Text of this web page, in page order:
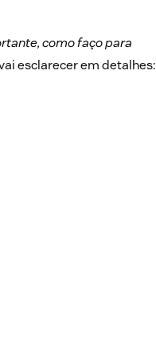
como faço para
esclarecer em detalhes: